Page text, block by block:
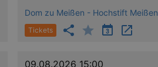
Dom zu Meißen - Hochstift Meißen
Tickets
09.08.2026 15:00